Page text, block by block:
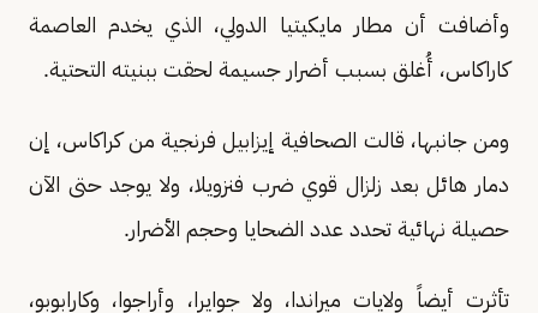
وأضافت أن مطار مايكيتيا الدولي، الذي يخدم العاصمة
كاراكاس، أُغلق بسبب أضرار جسيمة لحقت ببنيته التحتية.
ومن جانبها، قالت الصحافية إيزابيل فرنجية من كراكاس، إن
دمار هائل بعد زلزال قوي ضرب فنزويلا، ولا يوجد حتى الآن
حصيلة نهائية تحدد عدد الضحايا وحجم الأضرار.
تأثرت أيضاً ولايات ميراندا، ولا جوايرا، وأراجوا، وكارابوبو،